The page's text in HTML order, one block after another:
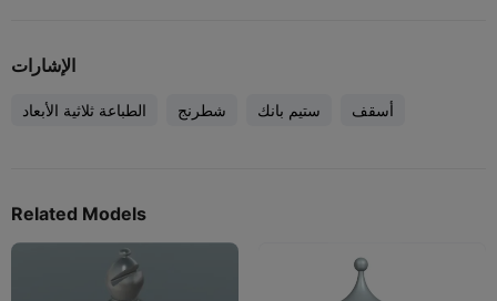
الإشارات
الطباعة ثلاثية الأبعاد شطرنج ستيم بانك أسقف
Related Models